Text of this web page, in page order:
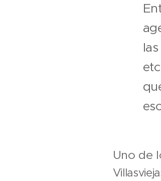
Uno de